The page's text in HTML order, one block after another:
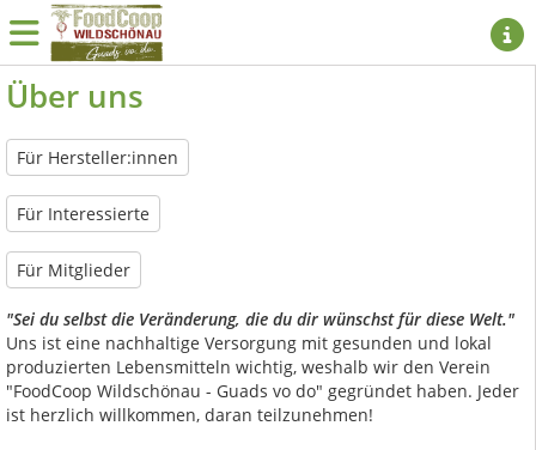
Über uns
Für Hersteller:innen
Für Interessierte
Für Mitglieder
"Sei du selbst die Veränderung, die du dir wünschst für diese Welt."
Uns ist eine nachhaltige Versorgung mit gesunden und lokal
produzierten Lebensmitteln wichtig, weshalb wir den Verein
"FoodCoop Wildschönau - Guads vo do" gegründet haben. Jeder
ist herzlich willkommen, daran teilzunehmen!